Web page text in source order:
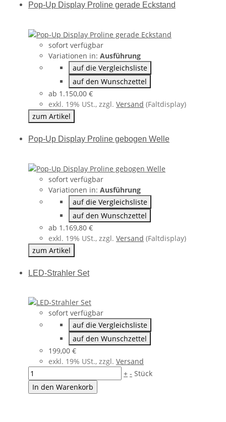
Pop-Up Display Proline gerade Eckstand
sofort verfügbar
Variationen in: Ausführung
auf die Vergleichsliste
auf den Wunschzettel
ab 1.150,00 €
exkl. 19% USt., zzgl. Versand (Faltdisplay)
zum Artikel
Pop-Up Display Proline gebogen Welle
sofort verfügbar
Variationen in: Ausführung
auf die Vergleichsliste
auf den Wunschzettel
ab 1.169,80 €
exkl. 19% USt., zzgl. Versand (Faltdisplay)
zum Artikel
LED-Strahler Set
sofort verfügbar
auf die Vergleichsliste
auf den Wunschzettel
199,00 €
exkl. 19% USt., zzgl. Versand
+ - Stück